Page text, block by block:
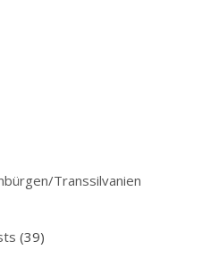
Transsilvanien
(39)